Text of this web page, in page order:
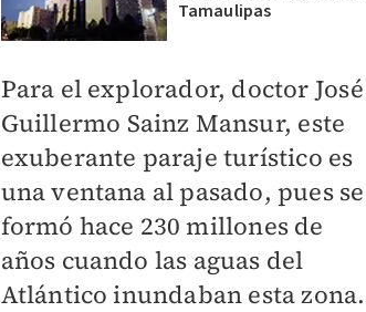
Tamaulipas
Para el explorador, doctor José
Guillermo Sainz Mansur, este
exuberante paraje turístico es
una ventana al pasado, pues se
formó hace 230 millones de
años cuando las aguas del
Atlántico inundaban esta zona.